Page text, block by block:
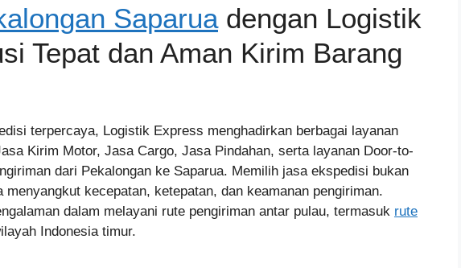
Saparuadengan Logistik
Tepat dan Aman Kirim Barang
terpercaya, Logistik Express menghadirkan berbagai layanan
Kirim Motor, Jasa Cargo, Jasa Pindahan, serta layanan Door-to-
dari Pekalongan ke Saparua. Memilih jasa ekspedisi bukan
menyangkut kecepatan, ketepatan, dan keamanan pengiriman.
dalam melayani rute pengiriman antar pulau, termasuk rute
Indonesia timur.